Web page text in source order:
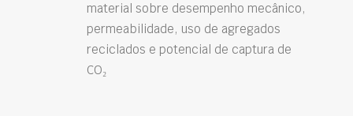
material sobre desempenho mecânico,
permeabilidade, uso de agregados
reciclados e potencial de captura de
CO₂